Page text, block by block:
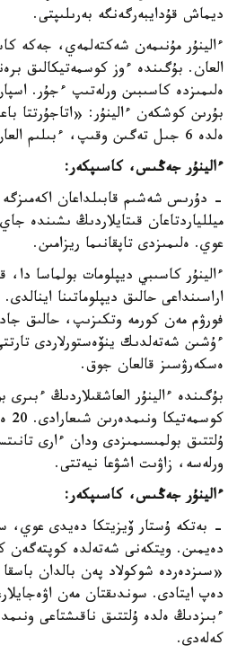
ديماش قۇدايبەرگەنگە بەرىلىپتى.
ءالينۇر مۇنىمەن شەكتەلمەي، جەكە
العان. بۇگىندە ءوز كوسمەتيكالىق
بۇرىن كوشكەن ءالينۇر: «اتاجۇرتتا
ەلدە 6 جىل تەگىن وقىپ، ءبىلىم العان.
ءالينۇر جەڭىس، كاسىپكەر:
- دۇرىس شەشىم قابىلداعان
ميللياردتاعان قىتايلاردىڭ ىشىندە
عوي. ەلىمىزدى تاپقانىما ريزامىن.
ءالينۇر كاسىبي ديپلومات بولماسا دا،
فورۋم مەن كورمە وتكىزىپ، حالىق
ءۇشىن شەتەلدىك ينۆەستورلاردى
ەسكەرۋسىز قالعان جوق.
بۇگىندە ءالينۇر العاشقىلاردىڭ ءبىرى
ۇلتتىق بولمىسىمىزدى ودان ءارى
ورلەسە، زاۋىت اشۋعا نيەتتى.
ءالينۇر جەڭىس، كاسىپكەر:
- بەتكە ۇستار ۆيزيتكا دەيدى عوي،
دەيمىن. ويتكەنى شەتەلدە كوپتەگەن
«سىزدەردە شوكولاد پەن بالدان
دەپ ايتادى. سوندىقتان مەن
ءبىزدىڭ ەلدە ۇلتتىق ناقىشتاعى
كەلەدى.